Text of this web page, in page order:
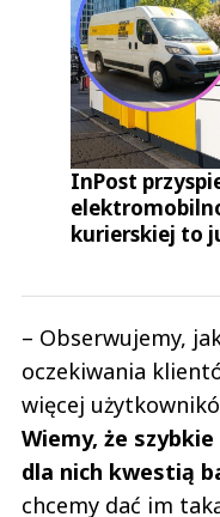
InPost
kurierskiej to
– Obserwujemy,
oczekiwania
więcej
Wiemy, że
dla nich kwestią
chcemy dać im